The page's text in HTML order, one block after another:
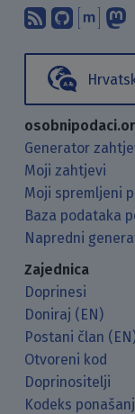
Generator
Moji zahtjevi
Moji spremljeni
Baza podataka
Napredni
Zajednica
Doprinesi
Doniraj (EN)
Postani član
Otvoreni kod
Doprinositelji
Kodeks